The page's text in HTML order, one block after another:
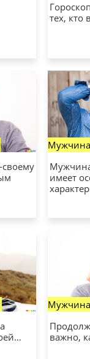
тех, кто
имеет
Мужчина
важно,